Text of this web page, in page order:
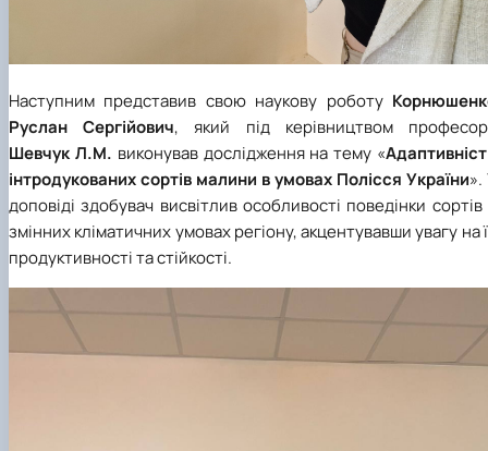
Наступним представив свою наукову роботу
Руслан Сергійович, який під керівництвом
Шевчук Л.М. виконував дослідження на тему «
інтродукованих сортів малини в умовах Полісся України».
доповіді здобувач висвітлив особливості поведінки сортів
змінних кліматичних умовах регіону, акцентувавши увагу на
продуктивності та стійкості.